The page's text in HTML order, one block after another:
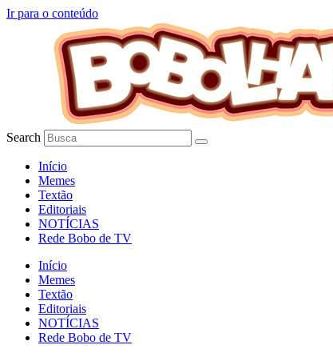
Ir para o conteúdo
Search
Início
Memes
Textão
Editoriais
NOTÍCIAS
Rede Bobo de TV
Início
Memes
Textão
Editoriais
NOTÍCIAS
Rede Bobo de TV